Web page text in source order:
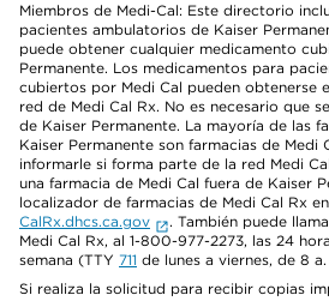
Miembros de Medi-Cal: Este directorio
pacientes ambulatorios de Kaiser
puede obtener cualquier medicamento
Permanente. Los medicamentos para
cubiertos por Medi Cal pueden obtenerse
red de Medi Cal Rx. No es necesario que
de Kaiser Permanente. La mayoría de las
Kaiser Permanente son farmacias de Medi
informarle si forma parte de la red Medi
una farmacia de Medi Cal fuera de Kaiser
localizador de farmacias de Medi Cal Rx
CalRx.dhcs.ca.gov
. También puede
Medi Cal Rx, al 1-800-977-2273, las 24
semana (TTY 711 de lunes a viernes, de 8
Si realiza la solicitud para recibir copias